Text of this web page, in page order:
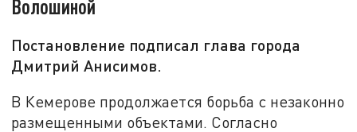
Волошиной
Постановление подписал глава города
Дмитрий Анисимов.
В Кемерове продолжается борьба с незаконно
размещенными объектами. Согласно